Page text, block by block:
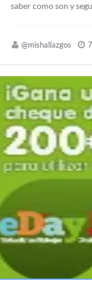
saber como son y
@mishallazgos